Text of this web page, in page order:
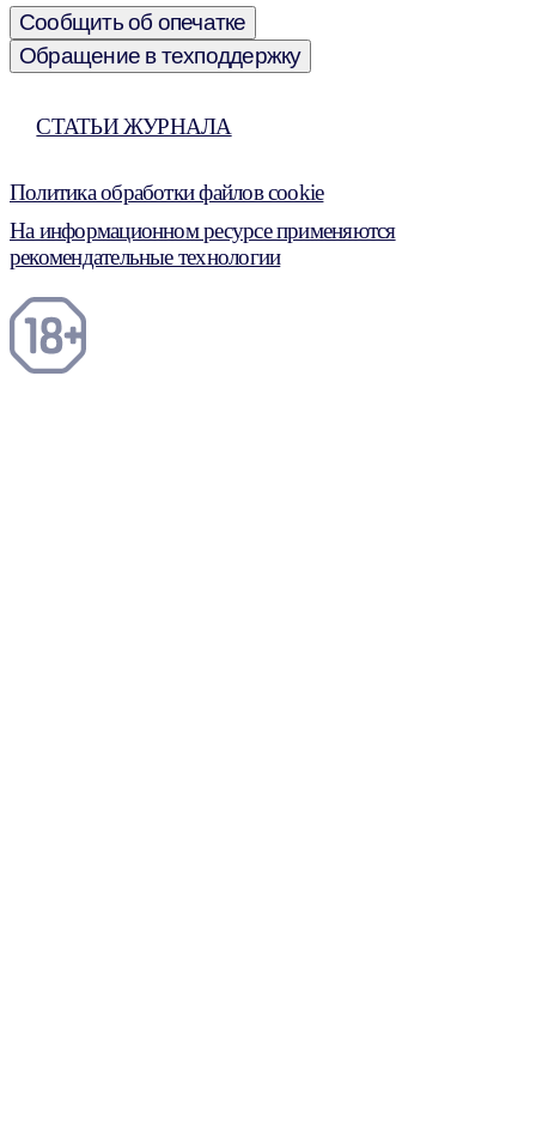
Сообщить об опечатке
Обращение в техподдержку
СТАТЬИ ЖУРНАЛА
Политика обработки файлов cookie
На информационном ресурсе применяются
рекомендательные технологии